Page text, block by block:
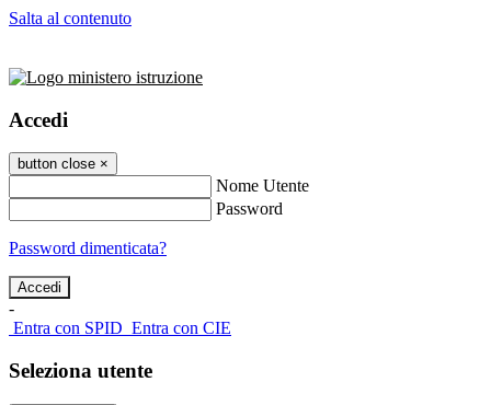
Salta al contenuto
Accedi
button close ×
Nome Utente
Password
Password dimenticata?
-
Entra con SPID Entra con CIE
Seleziona utente